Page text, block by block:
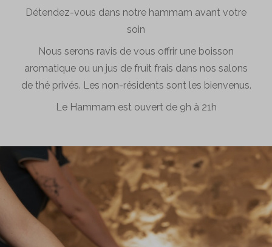
Détendez-vous dans notre hammam avant votre
soin
Nous serons ravis de vous offrir une boisson
aromatique ou un jus de fruit frais dans nos salons
de thé privés. Les non-résidents sont les bienvenus.
Le Hammam est ouvert de 9h à 21h